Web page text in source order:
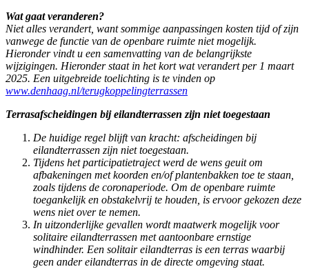
Wat gaat veranderen?
Niet alles verandert, want sommige aanpassingen kosten tijd of zijn
vanwege de functie van de openbare ruimte niet mogelijk.
Hieronder vindt u een samenvatting van de belangrijkste
wijzigingen. Hieronder staat in het kort wat verandert per 1 maart
2025. Een uitgebreide toelichting is te vinden op
www.denhaag.nl/terugkoppelingterrassen
Terrasafscheidingen bij eilandterrassen zijn niet toegestaan
De huidige regel blijft van kracht: afscheidingen bij
eilandterrassen zijn niet toegestaan.
Tijdens het participatietraject werd de wens geuit om
afbakeningen met koorden en/of plantenbakken toe te staan,
zoals tijdens de coronaperiode. Om de openbare ruimte
toegankelijk en obstakelvrij te houden, is ervoor gekozen deze
wens niet over te nemen.
In uitzonderlijke gevallen wordt maatwerk mogelijk voor
solitaire eilandterrassen met aantoonbare ernstige
windhinder. Een solitair eilandterras is een terras waarbij
geen ander eilandterras in de directe omgeving staat.